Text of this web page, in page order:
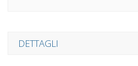
DETTAGLI